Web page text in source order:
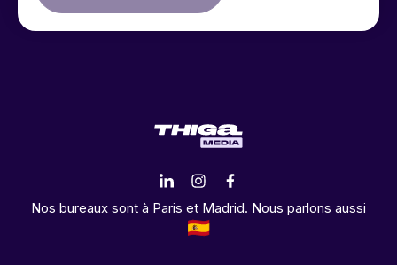
Nos bureaux sont à Paris et Madrid. Nous parlons aussi